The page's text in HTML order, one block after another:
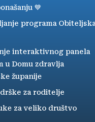
💙
programa
interaktivnog panela
u Domu zdravlja
županije
za roditelje
za veliko društvo